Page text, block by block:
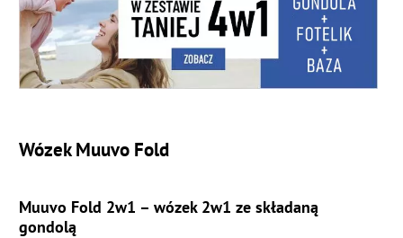
Wózek Muuvo Fold
Muuvo Fold 2w1 – wózek 2w1 ze składaną
gondolą